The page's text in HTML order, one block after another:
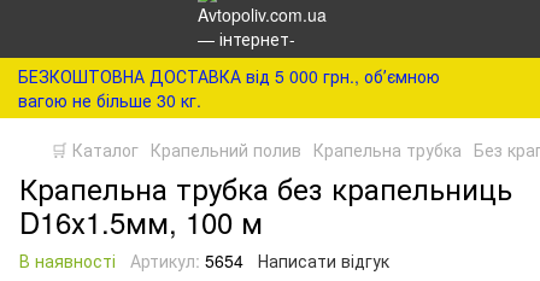
БЕЗКОШТОВНА ДОСТАВКА від 5 000 грн., обʼємною
вагою не більше 30 кг.
🛒 Каталог Крапельний полив Крапельна трубка Без
Крапельна трубка без крапельниць
D16х1.5мм, 100 м
В наявності Артикул: 5654 Написати відгук